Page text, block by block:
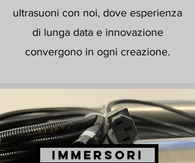
ultrasuoni con noi, dove esperienza
di lunga data e innovazione
convergono in ogni creazione.
IMMERSORI